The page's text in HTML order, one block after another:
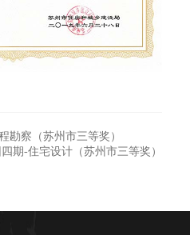
勘察（苏州市三等奖）
期-住宅设计（苏州市三等奖）